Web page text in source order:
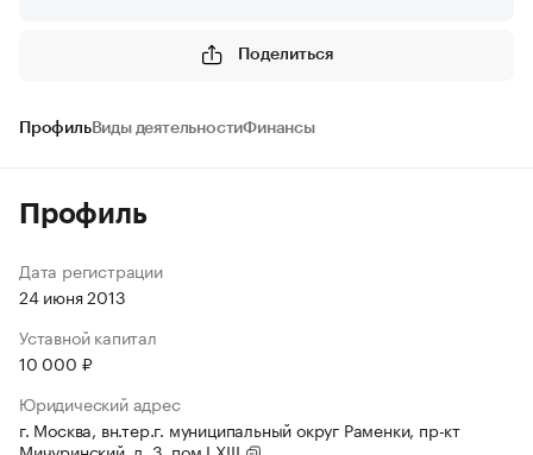
Поделиться
ПрофильВиды деятельностиФинансы
Профиль
Дата регистрации
24 июня 2013
Уставной капитал
10 000 ₽
Юридический адрес
г. Москва, вн.тер.г. муниципальный округ Раменки, пр-кт